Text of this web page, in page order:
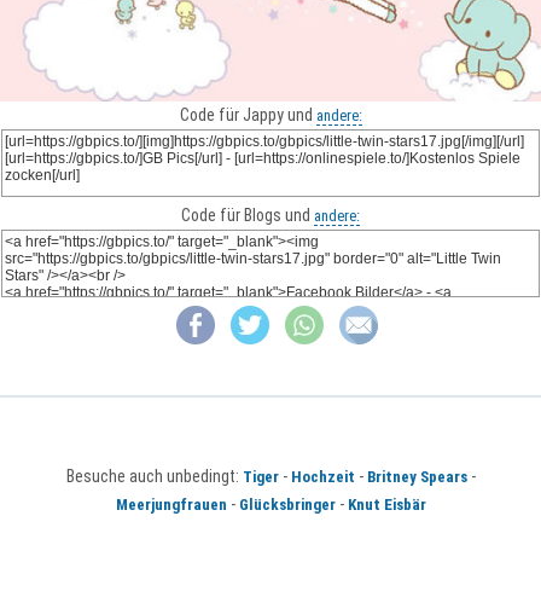
Code für Jappy und andere:
Code für Blogs und andere:
Besuche auch unbedingt: Tiger- Hochzeit - Britney Spears-
Meerjungfrauen - Glücksbringer- Knut Eisbär